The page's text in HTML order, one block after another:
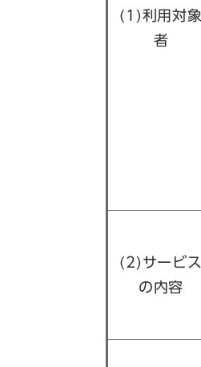
(1)利用対象
者
(2)サービス
の内容